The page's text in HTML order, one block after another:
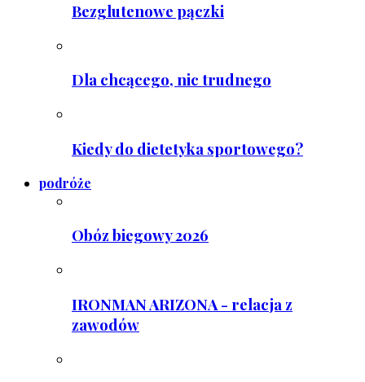
Bezglutenowe pączki
Dla chcącego, nic trudnego
Kiedy do dietetyka sportowego?
podróże
Obóz biegowy 2026
IRONMAN ARIZONA - relacja z
zawodów